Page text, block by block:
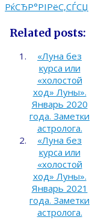
РќСЂР°РІРёС‚СЃСЏ
Related posts:
«Луна без
курса или
«холостой
ход» Луны».
Январь 2020
года. Заметки
астролога.
«Луна без
курса или
«холостой
ход» Луны».
Январь 2021
года. Заметки
астролога.